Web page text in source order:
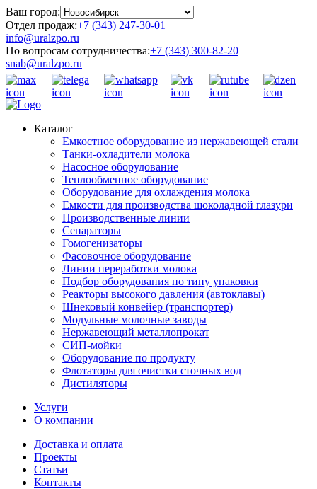
Ваш город:
Отдел продаж:+7 (343) 247-30-01
info@uralzpo.ru
По вопросам сотрудничества:+7 (343) 300-82-20
snab@uralzpo.ru
Каталог
Емкостное оборудование из нержавеющей стали
Танки-охладители молока
Насосное оборудование
Теплообменное оборудование
Оборудование для охлаждения молока
Емкости для производства шоколадной глазури
Производственные линии
Сепараторы
Гомогенизаторы
Фасовочное оборудование
Линии переработки молока
Подбор оборудования по типу упаковки
Реакторы высокого давления (автоклавы)
Шнековый конвейер (транспортер)
Модульные молочные заводы
Нержавеющий металлопрокат
СИП-мойки
Оборудование по продукту
Флотаторы для очистки сточных вод
Дистиляторы
Услуги
О компании
Доставка и оплата
Проекты
Статьи
Контакты